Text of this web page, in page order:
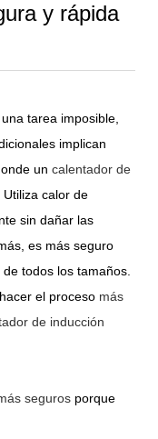
y rápida
tarea imposible,
implican
un calentador de
calor de
sin dañar las
es más seguro
todos los tamaños.
el proceso más
de inducción
seguros porque